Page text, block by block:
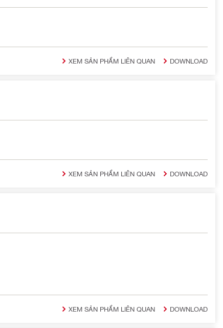
XEM SẢN PHẨM LIÊN QUAN DOWNLOAD
XEM SẢN PHẨM LIÊN QUAN DOWNLOAD
XEM SẢN PHẨM LIÊN QUAN DOWNLOAD